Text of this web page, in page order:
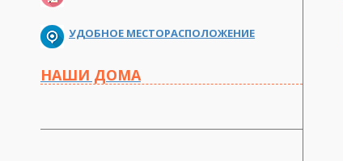
УДОБНОЕ МЕСТОРАСПОЛОЖЕНИЕ
НАШИ ДОМА